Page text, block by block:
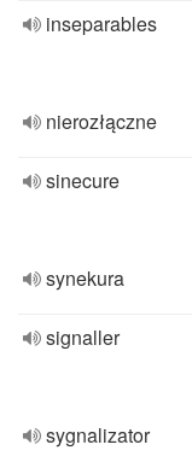
inseparables
nierozłączne
sinecure
synekura
signaller
sygnalizator